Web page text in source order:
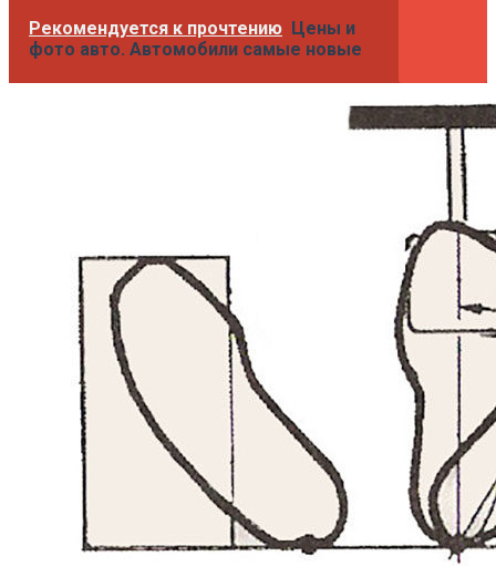
Рекомендуется к прочтению Цены и
фото авто. Автомобили самые новые